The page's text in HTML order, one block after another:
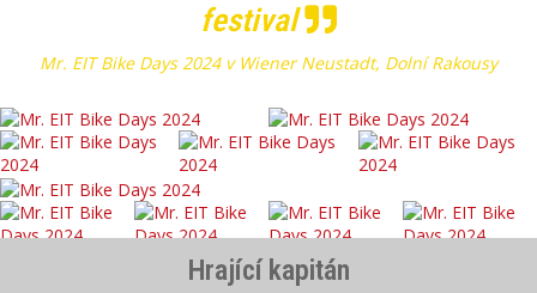
festival
Mr. EIT Bike Days 2024 v Wiener Neustadt, Dolní Rakousy
Hrající kapitán